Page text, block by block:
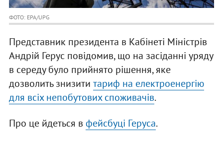
ФОТО: EPA/UPG
Представник президента в Кабінеті Міністрів
Андрій Герус повідомив, що на засіданні уряду
в середу було прийнято рішення, яке
дозволить знизити тариф на електроенергію
для всіх непобутових споживачів.
Про це йдеться в фейсбуці Геруса.